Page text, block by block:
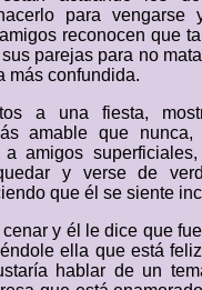
para vengarse
reconocen que
parejas para no
más confundida.
a una fiesta,
amable que nunca,
a amigos
y verse de
que él se siente
cenar y él le dice que
ella que está
hablar de un